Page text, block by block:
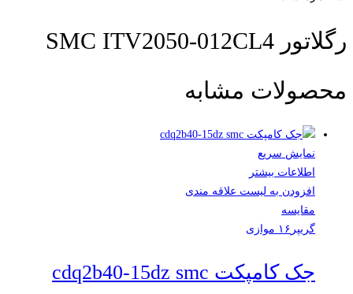
رگلاتور SMC ITV2050-012CL4
محصولات مشابه
نمایش سریع
اطلاعات بیشتر
افزودن به لیست علاقه مندی
مقایسه
گریپر۱۶ موازی
جک کامپکت cdq2b40-15dz smc